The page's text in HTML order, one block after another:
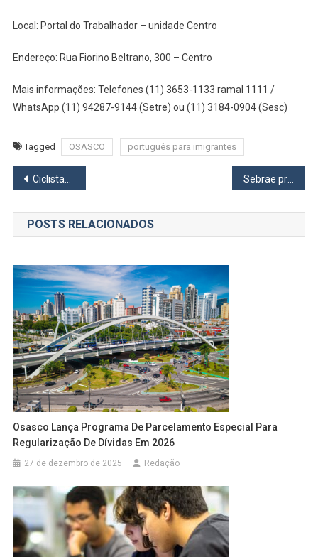
Local: Portal do Trabalhador – unidade Centro
Endereço: Rua Fiorino Beltrano, 300 – Centro
Mais informações: Telefones (11) 3653-1133 ramal 1111 /
WhatsApp (11) 94287-9144 (Setre) ou (11) 3184-0904 (Sesc)
Tagged OSASCO português para imigrantes
Navegação
de
Post
Ciclistas de Osasco participam de competição em Monte Mor
POSTS RELACIONADOS
Osasco Lança Programa De Parcelamento Especial Para
Regularização De Dívidas Em 2026
27 de dezembro de 2025 Redação